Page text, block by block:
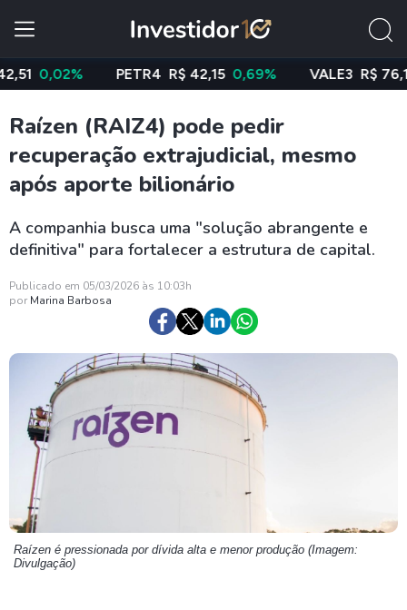
PETR4 R$ 42,15 0,69% VALE3 R$ 76,14 -
Raízen (RAIZ4) pode pedir
recuperação extrajudicial, mesmo
após aporte bilionário
A companhia busca uma "solução abrangente e
definitiva" para fortalecer a estrutura de capital.
Publicado em 05/03/2026 às 10:03h
por Marina Barbosa
Raízen é pressionada por dívida alta e menor produção (Imagem:
Divulgação)